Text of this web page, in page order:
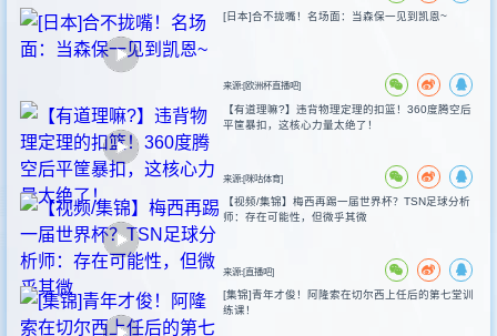
[日本]合不拢嘴！名场面：当森保一见到凯恩~
来源:[欧洲杯直播吧]
【有道理嘛?】违背物理定理的扣篮！360度腾空后
平筐暴扣，这核心力量太绝了！
来源:[咪咕体育]
【视频/集锦】梅西再踢一届世界杯？TSN足球分析
师：存在可能性，但微乎其微
来源:[直播吧]
[集锦]青年才俊！阿隆索在切尔西上任后的第七堂训
练课！